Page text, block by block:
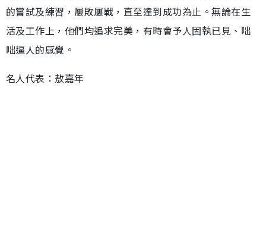
的嘗試及練習，屢敗屢戰，直至達到成功為止。無論在生
活及工作上，他們均追求完美，有時會予人固執已見、咄
咄逼人的感覺。
名人代表：敖嘉年